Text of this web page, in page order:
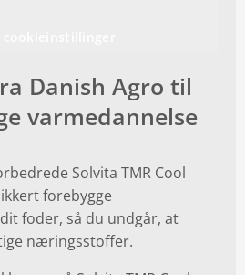
Danish Agro til
varmedannelse
Solvita TMR Cool
forebygge
foder, så du undgår, at
næringsstoffer.